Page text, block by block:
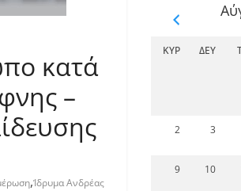
κατά
–
,Ίδρυμα Ανδρέας
ΚΥΡ ΔΕΥ
2 3
9 10